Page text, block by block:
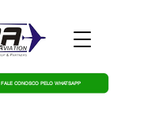
FALE CONOSCO PELO WHATSAPP